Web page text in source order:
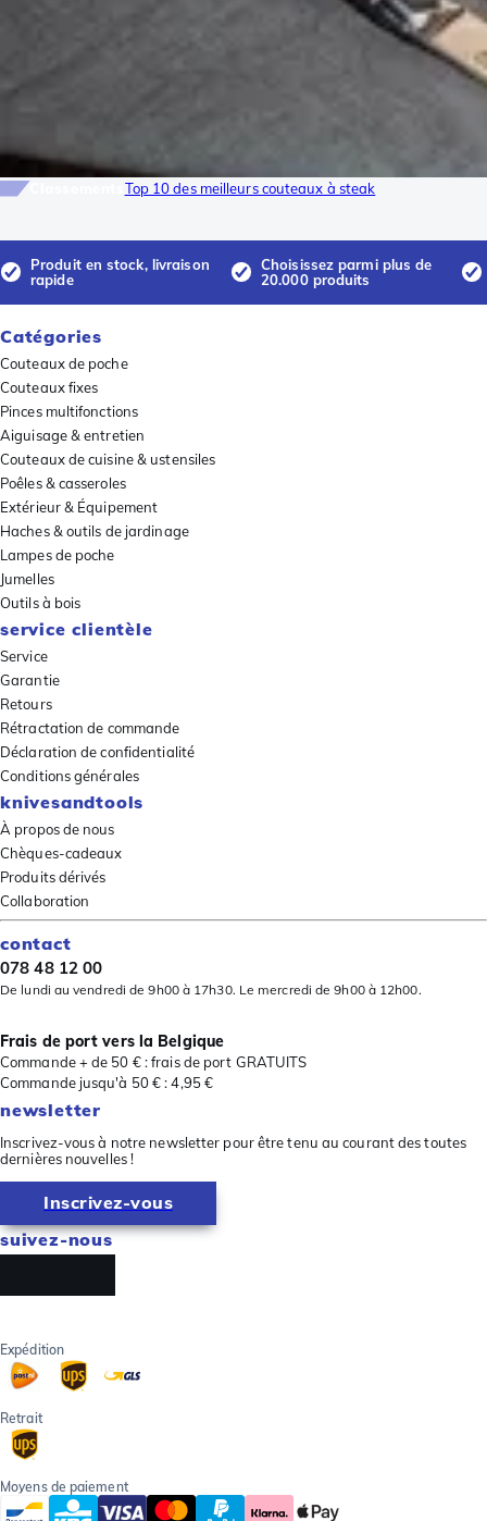
Top 10 des meilleurs couteaux à steak
Produit en stock, livraison
rapide
Choisissez parmi plus de
20.000 produits
Catégories
Couteaux de poche
Couteaux fixes
Pinces multifonctions
Aiguisage & entretien
Couteaux de cuisine & ustensiles
Poêles & casseroles
Extérieur & Équipement
Haches & outils de jardinage
Lampes de poche
Jumelles
Outils à bois
service clientèle
Service
Garantie
Retours
Rétractation de commande
Déclaration de confidentialité
Conditions générales
knivesandtools
À propos de nous
Chèques-cadeaux
Produits dérivés
Collaboration
contact
078 48 12 00
De lundi au vendredi de 9h00 à 17h30. Le mercredi de 9h00 à 12h00.
Frais de port vers la Belgique
Commande + de 50 € : frais de port GRATUITS
Commande jusqu'à 50 € : 4,95 €
newsletter
Inscrivez-vous à notre newsletter pour être tenu au courant des toutes
dernières nouvelles !
Inscrivez-vous
suivez-nous
Expédition
Retrait
Moyens de paiement